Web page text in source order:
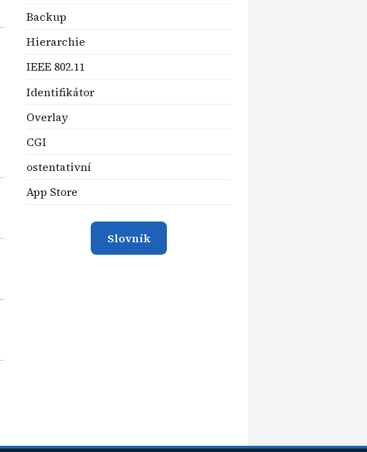
Backup
Hierarchie
IEEE 802.11
Identifikátor
Overlay
CGI
ostentativní
App Store
Slovník